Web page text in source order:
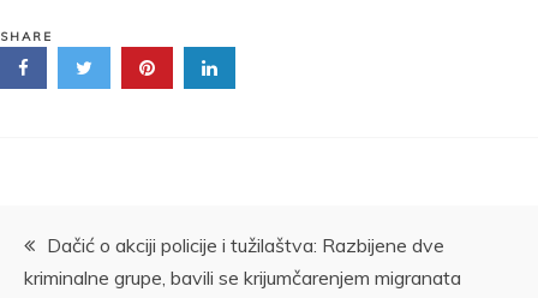
SHARE
Kretanje
Dačić o akciji policije i tužilaštva: Razbijene dve
kriminalne grupe, bavili se krijumčarenjem migranata